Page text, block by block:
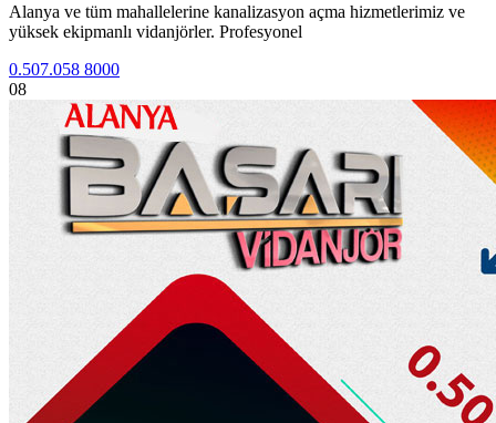
Alanya ve tüm mahallelerine kanalizasyon açma hizmetlerimiz ve
yüksek ekipmanlı vidanjörler. Profesyonel
0.507.058 8000
08